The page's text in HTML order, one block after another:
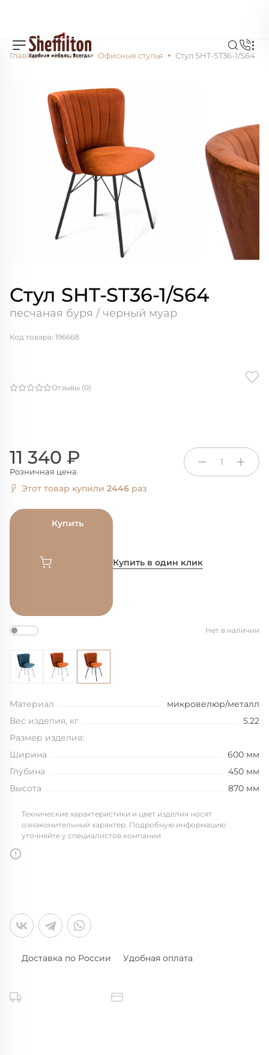
Главная Каталог Офисные стулья Стул SHT-ST36-1/S64
Стул SHT-ST36-1/S64
песчаная буря / черный муар
Отзывы (0)
Код товара: 196668
11 340 ₽
Розничная цена
1
Этот товар купили 2446 раз
Купить
Купить в один клик
Нет в наличии
Материал
микровелюр/металл
Вес изделия, кг
5.22
Размер изделия:
Ширина
600 мм
Глубина
450 мм
Высота
870 мм
Технические характеристики и цвет изделия носят
ознакомительный характер. Подробную информацию
уточняйте у специалистов компании
Доставка по России Удобная оплата